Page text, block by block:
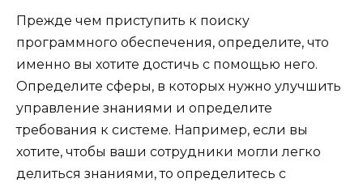
Прежде чем приступить к поиску
программного обеспечения, определите, что
именно вы хотите достичь с помощью него.
Определите сферы, в которых нужно улучшить
управление знаниями и определите
требования к системе. Например, если вы
хотите, чтобы ваши сотрудники могли легко
делиться знаниями, то определитесь с